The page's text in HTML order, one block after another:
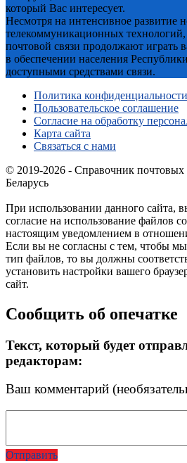
который Вас интересует.
Несмотря на интенсивное
телекоммуникационных
почтовой связи продолжают играть
в обеспечении населения
доступными средствами связи.
Политика конфиденциальности
Пользовательское соглашение
Согласие на обработку
Карта сайта
Связаться с нами
© 2019-2026 - Справочник почтовых
Беларусь
При использовании данного сайта,
согласие на использование файлов
настоящим уведомлением в
Если вы не согласны с тем, чтобы
тип файлов, то вы должны
установить настройки вашего
сайт.
Сообщить об опечатке
Текст, который будет
редакторам:
Ваш комментарий
Отправить